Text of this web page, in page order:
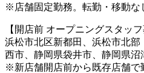
※店舗固定勤務。転勤・移動な
【開店前 オープニングスタッフ
浜松市北区新都田、浜松市北
西市、静岡県袋井市、静岡県沼
※新店舗開店前から既存店舗で